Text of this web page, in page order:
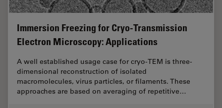
Immersion Freezing for Cryo-Transmission
Electron Microscopy: Applications
A well established usage case for cryo-TEM is three-
dimensional reconstruction of isolated
macromolecules, virus particles, or filaments. These
approaches are based on averaging of repetitive…